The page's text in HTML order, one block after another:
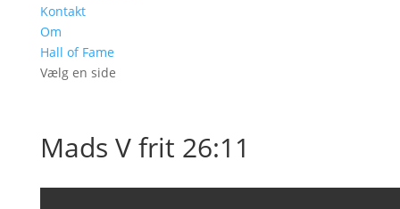
Kontakt
Om
Hall of Fame
Vælg en side
Mads V frit 26:11